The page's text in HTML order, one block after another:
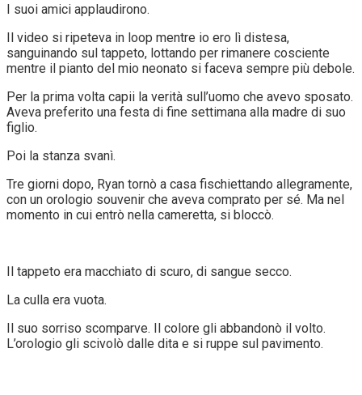
I suoi amici applaudirono.
Il video si ripeteva in loop mentre io ero lì distesa,
sanguinando sul tappeto, lottando per rimanere cosciente
mentre il pianto del mio neonato si faceva sempre più debole.
Per la prima volta capii la verità sull’uomo che avevo sposato.
Aveva preferito una festa di fine settimana alla madre di suo
figlio.
Poi la stanza svanì.
Tre giorni dopo, Ryan tornò a casa fischiettando allegramente,
con un orologio souvenir che aveva comprato per sé. Ma nel
momento in cui entrò nella cameretta, si bloccò.
Il tappeto era macchiato di scuro, di sangue secco.
La culla era vuota.
Il suo sorriso scomparve. Il colore gli abbandonò il volto.
L’orologio gli scivolò dalle dita e si ruppe sul pavimento.